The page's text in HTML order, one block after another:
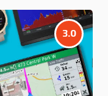
3.0